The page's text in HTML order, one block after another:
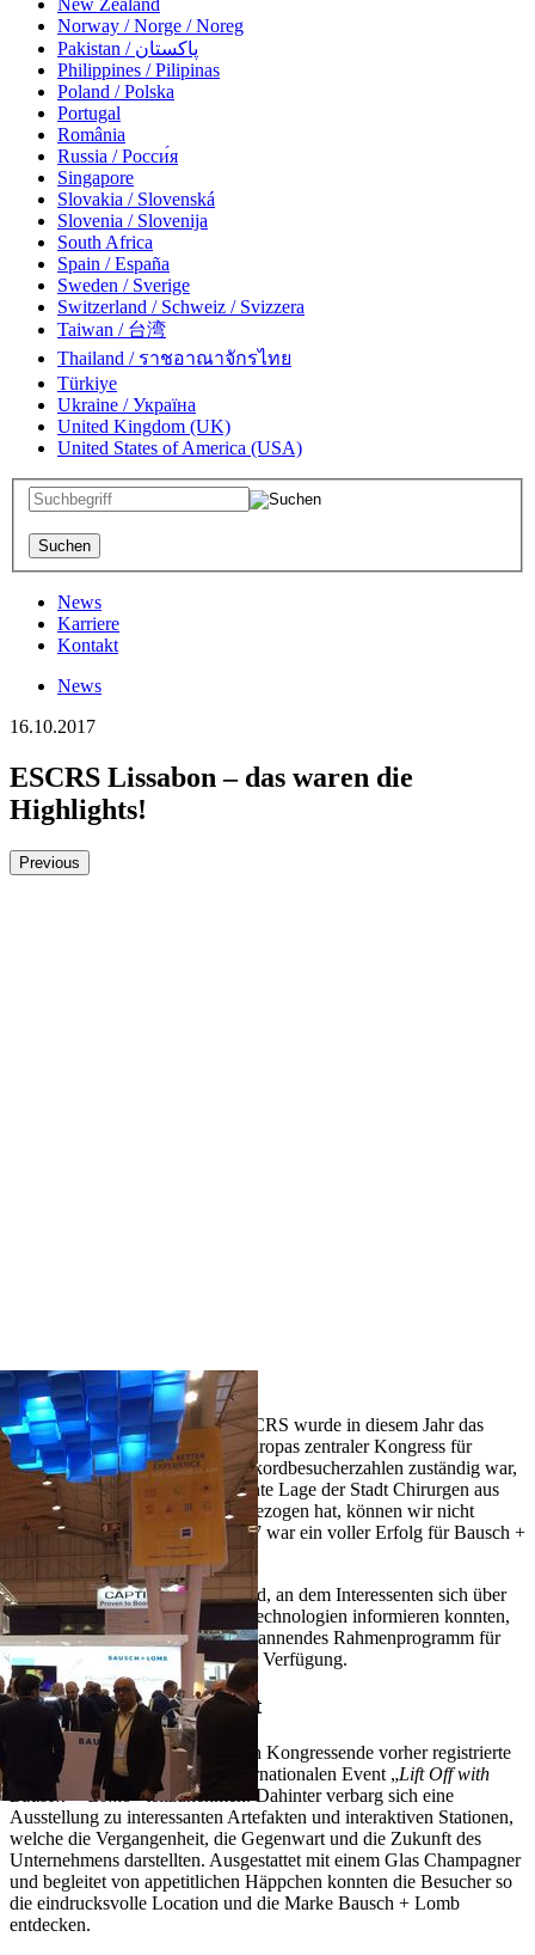
Norway / Norge / Noreg
Pakistan / پاکستان
Philippines / Pilipinas
Poland / Polska
Portugal
România
Russia / Росси́я
Singapore
Slovakia / Slovenská
Slovenia / Slovenija
South Africa
Spain / España
Sweden / Sverige
Switzerland / Schweiz / Svizzera
Taiwan / 台湾
Thailand / ราชอาณาจักรไทย
Türkiye
Ukraine / Україна
United Kingdom (UK)
United States of America (USA)
News
Karriere
Kontakt
News
16.10.2017
ESCRS Lissabon – das waren die
Highlights!
Previous
Next
Als Veranstaltungsort für die ESCRS wurde in diesem Jahr das
schöne Lissabon gewählt. Ob Europas zentraler Kongress für
Augenchirurgie allein für die Rekordbesucherzahlen zuständig war,
oder ob auch die sonnenverwöhnte Lage der Stadt Chirurgen aus
allen Ecken des Kontinentes angezogen hat, können wir nicht
sagen. Fakt ist: Die ESCRS 2017 war ein voller Erfolg für Bausch +
Neben einem gut besuchten Stand, an dem Interessenten sich über
die neuesten Geräte, IOLs und Technologien informieren konnten,
stand von Bausch + Lomb ein spannendes Rahmenprogramm für
die Besucher des Kongresses zur Verfügung.
Interaktives Markenevent
So hatten am Samstagabend nach Kongressende vorher registrierte
Kunden die Möglichkeit am internationalen Event „Lift Off with
Bausch + Lomb
“ teilzunehmen. Dahinter verbarg sich eine
Ausstellung zu interessanten Artefakten und interaktiven Stationen,
welche die Vergangenheit, die Gegenwart und die Zukunft des
Unternehmens darstellten. Ausgestattet mit einem Glas Champagner
und begleitet von appetitlichen Häppchen konnten die Besucher so
die eindrucksvolle Location und die Marke Bausch + Lomb
entdecken.